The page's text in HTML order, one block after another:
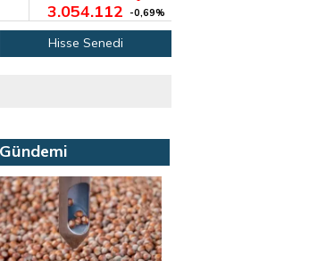
3.054.112 -0,69%
Hisse Senedi